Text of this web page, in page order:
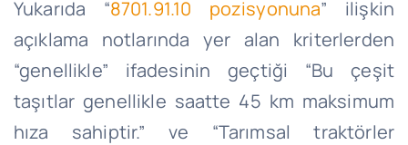
Yukarıda “8701.91.10 pozisyonuna” ilişkin
açıklama notlarında yer alan kriterlerden
“genellikle” ifadesinin geçtiği “Bu çeşit
taşıtlar genellikle saatte 45 km maksimum
hıza sahiptir.” ve “Tarımsal traktörler